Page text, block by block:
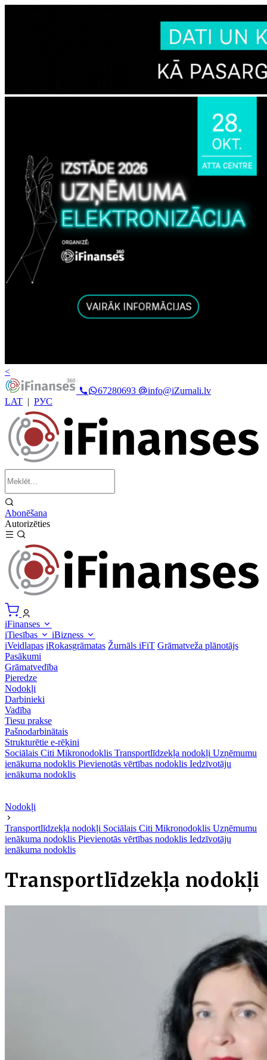
<
67280693
info@iZurnali.lv
LAT | РУС
Abonēšana
Autorizēties
iFinanses
iTiesības
iBizness
iVeidlapas iRokasgrāmatas Žurnāls iFiT Grāmatveža plānotājs
Pasākumi
Grāmatvedība
Pieredze
Nodokļi
Darbinieki
Vadība
Tiesu prakse
Pašnodarbinātais
Strukturētie e-rēķini
Sociālais Citi Mikronodoklis Transportlīdzekļa nodokļi Uzņēmumu
ienākuma nodoklis Pievienotās vērtības nodoklis Iedzīvotāju
ienākuma nodoklis
Nodokļi
Transportlīdzekļa nodokļi Sociālais Citi Mikronodoklis Uzņēmumu
ienākuma nodoklis Pievienotās vērtības nodoklis Iedzīvotāju
ienākuma nodoklis
Transportlīdzekļa nodokļi